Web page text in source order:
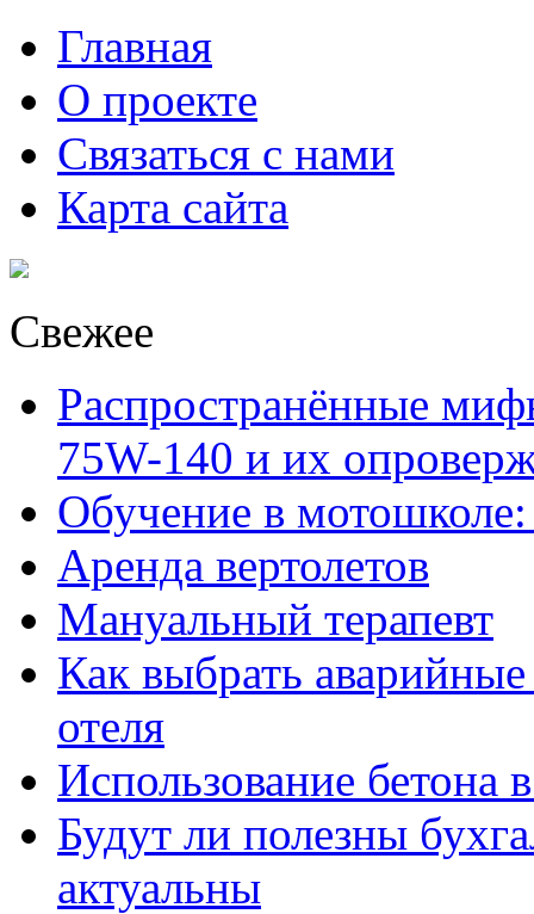
Главная
О проекте
Связаться с нами
Карта сайта
Свежее
Распространённые
75W-140 и их
Обучение в
Аренда вертолетов
Мануальный терапевт
Как выбрать
отеля
Использование бетона
Будут ли полезны
актуальны